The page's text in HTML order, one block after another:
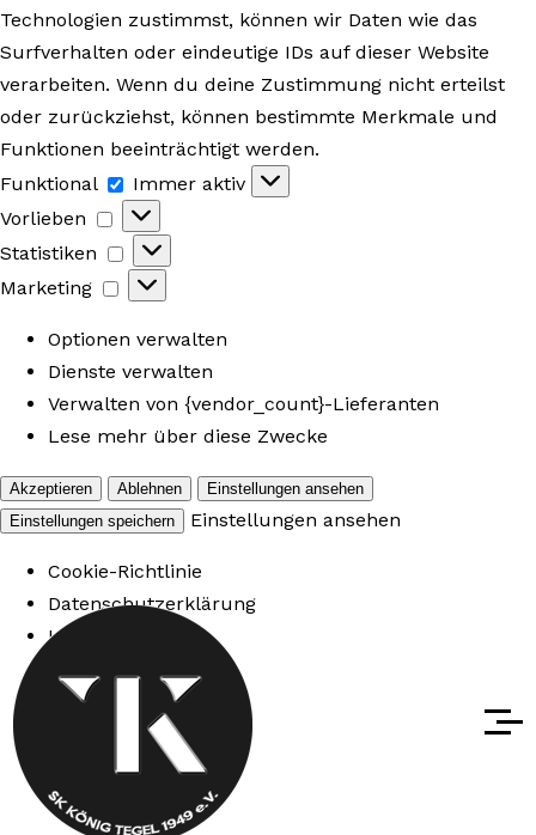
Technologien zustimmst, können wir Daten wie das
Surfverhalten oder eindeutige IDs auf dieser Website
verarbeiten. Wenn du deine Zustimmung nicht erteilst
oder zurückziehst, können bestimmte Merkmale und
Funktionen beeinträchtigt werden.
Funktional
Funktional
Immer aktiv
Vorlieben
Vorlieben
Statistiken
Statistiken
Marketing
Marketing
Optionen verwalten
Dienste verwalten
Verwalten von {vendor_count}-Lieferanten
Lese mehr über diese Zwecke
Akzeptieren Ablehnen
Einstellungen ansehen
Einstellungen speichern
Einstellungen ansehen
Cookie-Richtlinie
Datenschutzerklärung
Impressum